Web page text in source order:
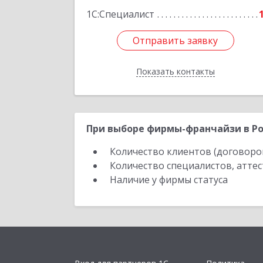
1С:Специалист
Отправить заявку
Показать контакты
Отправить заявку
Назад
При выборе фирмы-франчайзи в
Количество клиентов
Количество специалистов,
Наличие у фирмы статуса